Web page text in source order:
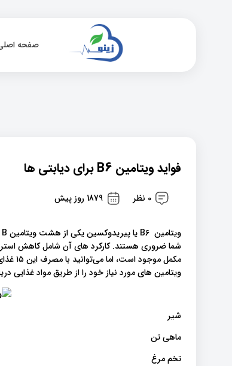
صفحه
فواید ویتامین B6 برای دیابتی ها
0 نظر 1879 روز پیش
مکمل
ویتامین های مورد نیاز خود را از طریق مواد غذایی
شیر
ماهی تن
تخم مرغ